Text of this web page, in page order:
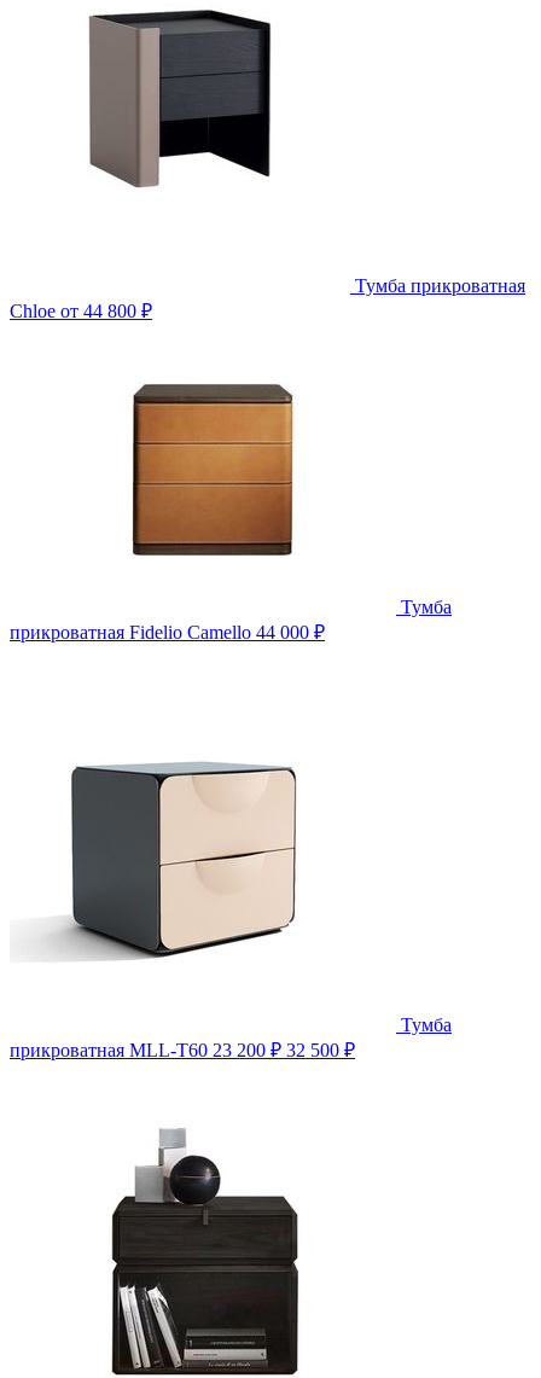
Тумба прикроватная
Chloe от 44 800 ₽
Тумба
прикроватная Fidelio Camello 44 000 ₽
Тумба
прикроватная MLL-T60 23 200 ₽ 32 500 ₽